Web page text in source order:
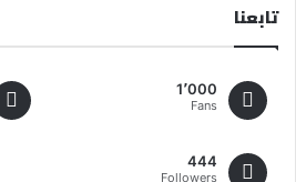
تابعنا
1٬000
Fans
444
Followers